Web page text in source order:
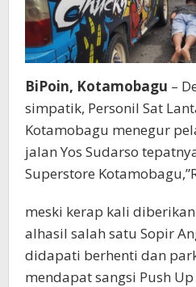
BiPoin, Kotamobagu –
simpatik, Personil Sat
Kotamobagu menegur
jalan Yos Sudarso
Superstore
meski kerap kali
alhasil salah satu Sopir
didapati berhenti dan
mendapat sangsi Push